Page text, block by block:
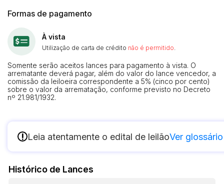
Formas de pagamento
À vista
Utilização de carta de crédito não é permitido
Somente serão aceitos lances para pagamento à vista. O
arrematante deverá pagar, além do valor do lance vencedor, a
comissão da leiloeira correspondente a 5% (cinco por cento)
sobre o valor da arrematação, conforme previsto no Decreto
nº 21.981/1932.
! Leia atentamente o edital de leilãoVer
Histórico de Lances